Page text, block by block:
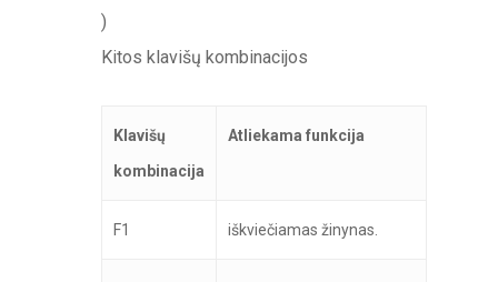
)
Kitos klavišų kombinacijos
Klavišų
kombinacija
Atliekama funkcija
F1 iškviečiamas žinynas.